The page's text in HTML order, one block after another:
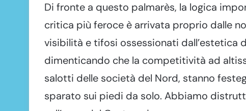
Di fronte a questo palmarès, la logica
critica più feroce è arrivata proprio dalle
visibilità e tifosi ossessionati dall’estetica
dimenticando che la competitività ad
salotti delle società del Nord, stanno
sparato sui piedi da solo. Abbiamo